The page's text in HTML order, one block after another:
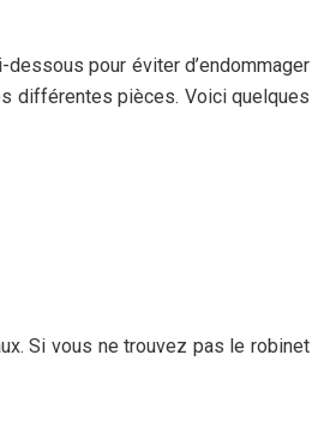
pour éviter d’endommager
différentes pièces. Voici quelques
Si vous ne trouvez pas le robinet